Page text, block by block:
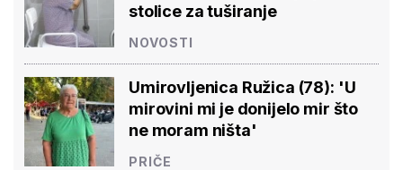
stolice za tuširanje
NOVOSTI
Umirovljenica Ružica (78): 'U
mirovini mi je donijelo mir što
ne moram ništa'
PRIČE